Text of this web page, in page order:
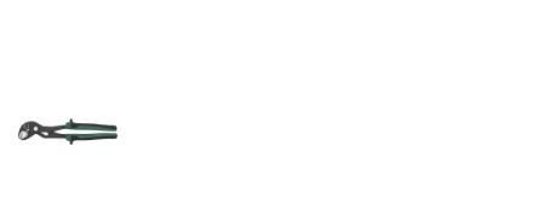
Гарантия и сервис